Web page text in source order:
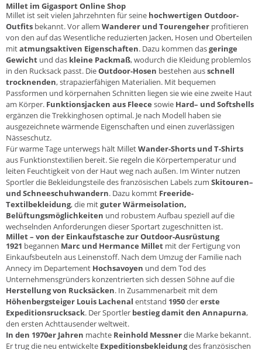
Millet im Gigasport Online Shop
Millet ist seit vielen Jahrzehnten für seine hochwertigen Outdoor-
Outfits bekannt. Vor allem Wanderer und Tourengeher profitieren
von den auf das Wesentliche reduzierten Jacken, Hosen und Oberteilen
mitatmungsaktiven Eigenschaften. Dazu kommen dasgeringe
Gewicht und das kleine Packmaß, wodurch die Kleidung problemlos
in den Rucksack passt. DieOutdoor-Hosen bestehen ausschnell
trocknenden, strapazierfähigen Materialien. Mit bequemen
Passformen und körpernahen Schnitten liegen sie wie eine zweite Haut
am Körper. Funktionsjacken aus Fleece sowie Hard– undSoftshells
ergänzen die Trekkinghosen optimal. Je nach Modell haben sie
ausgezeichnete wärmende Eigenschaften und einen zuverlässigen
Nässeschutz.
Für warme Tage unterwegs hält MilletWander-Shorts und T-Shirts
aus Funktionstextilien bereit. Sie regeln die Körpertemperatur und
leiten Feuchtigkeit von der Haut weg nach außen. Im Winter nutzen
Sportler die Bekleidungsteile des französischen Labels zum Skitouren–
und Schneeschuhwandern. Dazu kommt Freeride-
Textilbekleidung, die mitguter Wärmeisolation,
Belüftungsmöglichkeiten und robustem Aufbau speziell auf die
wechselnden Anforderungen dieser Sportart zugeschnitten ist.
Millet – von der Einkaufstasche zur Outdoor-Ausrüstung
1921 begannen Marc und Hermance Millet mit der Fertigung von
Einkaufsbeuteln aus Leinenstoff. Nach dem Umzug der Familie nach
Annecy im Departement Hochsavoyen und dem Tod des
Unternehmensgründers konzentrierten sich dessen Söhne auf die
Herstellung von Rucksäcken. In Zusammenarbeit mit dem
Höhenbergsteiger Louis Lachenal entstand 1950dererste
Expeditionsrucksack. Der Sportler bestieg damit den Annapurna,
den ersten Achttausender weltweit.
In den 1970er Jahren machte Reinhold Messnerdie Marke bekannt.
Er trug die neu entwickelte Expeditionsbekleidungdes französischen